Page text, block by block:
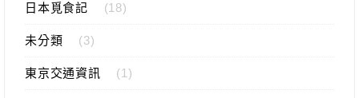
日本覓食記 (18)
未分類 (3)
東京交通資訊 (1)